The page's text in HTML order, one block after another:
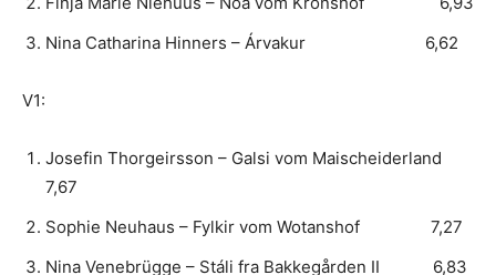
Nina Catharina Hinners – Árvakur 6,62
V1:
Josefin Thorgeirsson – Galsi vom Maischeiderland
7,67
Sophie Neuhaus – Fylkir vom Wotanshof 7,27
Nina Venebrügge – Stáli fra Bakkegården II 6,83